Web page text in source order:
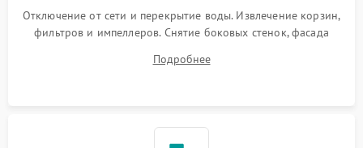
Отключение от сети и перекрытие воды. Извлечение корзин,
фильтров и импеллеров. Снятие боковых стенок, фасада
циркуляционному насосу, ТЭНу и сливной помпе.
Подробнее